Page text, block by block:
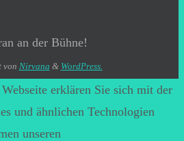
an der Bühne!
von Nirvana & WordPress.
erklären Sie sich mit der
und ähnlichen Technologien
unseren